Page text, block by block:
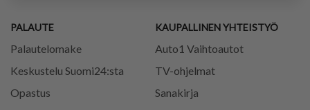
PALAUTE
Palautelomake
Keskustelu Suomi24:sta
Opastus
KAUPALLINEN YHTEISTYÖ
Auto1 Vaihtoautot
TV-ohjelmat
Sanakirja